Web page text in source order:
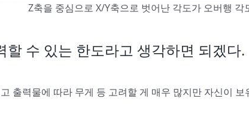
Z축을 중심으로 X/Y축으로 벗어난 각도가 오버행 각
수 있는 한도라고 생각하면 되겠다.
출력물에 따라 무게 등 고려할 게 매우 많지만 자신이